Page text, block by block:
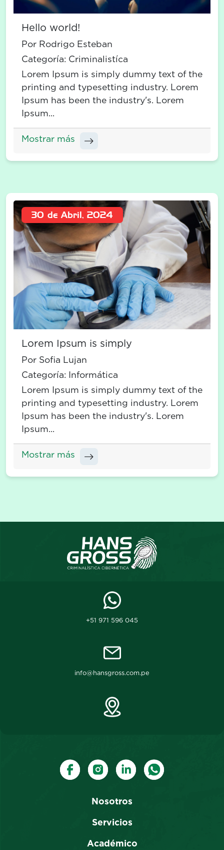
Hello world!
Por Rodrigo Esteban
Categoría: Criminalistíca
Lorem Ipsum is simply dummy text of the
printing and typesetting industry. Lorem
Ipsum has been the industry's. Lorem
Ipsum...
Mostrar más
30 de Abril, 2024
Lorem Ipsum is simply
Por Sofia Lujan
Categoría: Informática
Lorem Ipsum is simply dummy text of the
printing and typesetting industry. Lorem
Ipsum has been the industry's. Lorem
Ipsum...
Mostrar más
+51 971 596 045
info@hansgross.com.pe
Nosotros
Servicios
Académico